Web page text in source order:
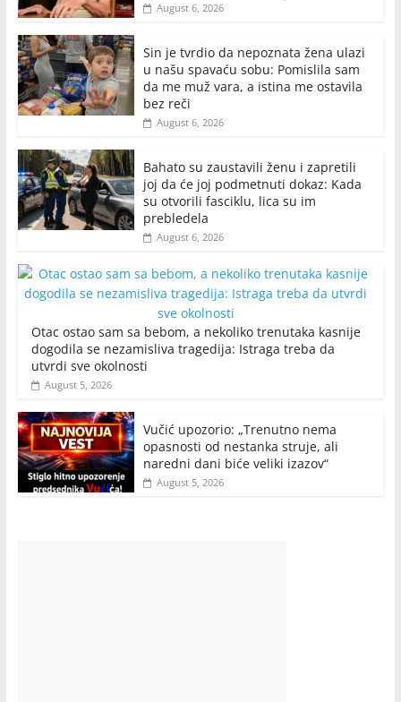
August 6, 2026
Sin je tvrdio da nepoznata žena ulazi
u našu spavaću sobu: Pomislila sam
da me muž vara, a istina me ostavila
bez reči
August 6, 2026
Bahato su zaustavili ženu i zapretili
joj da će joj podmetnuti dokaz: Kada
su otvorili fasciklu, lica su im
prebledela
August 6, 2026
Otac ostao sam sa bebom, a nekoliko trenutaka kasnije
dogodila se nezamisliva tragedija: Istraga treba da
utvrdi sve okolnosti
August 5, 2026
Vučić upozorio: „Trenutno nema
opasnosti od nestanka struje, ali
naredni dani biće veliki izazov“
August 5, 2026